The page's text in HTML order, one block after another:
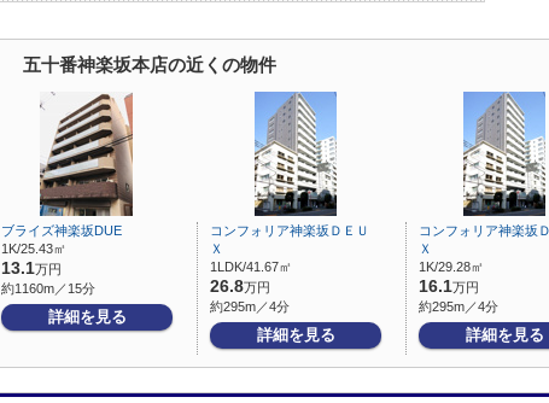
五十番神楽坂本店の近くの物件
ブライズ神楽坂DUE
1K/25.43㎡
13.1万円
約1160m／15分
詳細を見る
コンフォリア神楽坂ＤＥＵ
Ｘ
1LDK/41.67㎡
26.8万円
約295m／4分
詳細を見る
コンフォリア神楽坂
Ｘ
1K/29.28㎡
16.1万円
約295m／4分
詳細を見る